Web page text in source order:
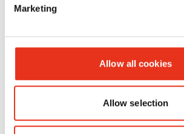
Marketing
Allow all cookies
Allow selection
Materiales fungibles